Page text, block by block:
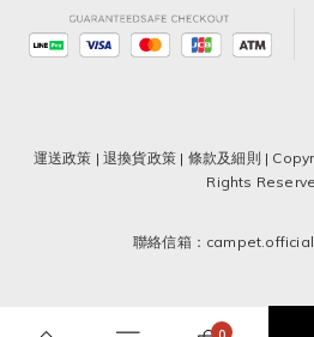
運送政策 |退換貨政策 | 條款及細則 |
Rights
聯絡信箱：